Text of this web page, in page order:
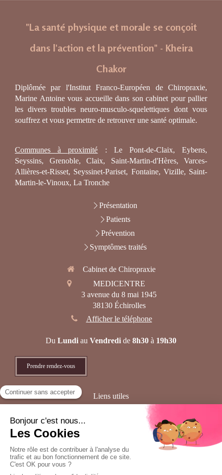
"La santé physique et morale se conçoit
dans l'action et la prévention" - Kheira
Chakor
Diplômée par l'Institut Franco-Européen de Chiropraxie,
Marine Antoine vous accueille dans son cabinet pour pallier
les divers troubles neuro-musculo-squelettiques dont vous
souffrez et vous permettre de retrouver une santé optimale.
Communes à proximité : Le Pont-de-Claix, Eybens,
Seyssins, Grenoble, Claix, Saint-Martin-d'Hères, Varces-
Allières-et-Risset, Seyssinet-Pariset, Fontaine, Vizille, Saint-
Martin-le-Vinoux, La Tronche
Présentation
Patients
Prévention
Symptômes traités
Cabinet de Chiropraxie
MEDICENTRE
3 avenue du 8 mai 1945
38130 Échirolles
Afficher le téléphone
Du Lundi au Vendredi de 8h30 à 19h30
Prendre rendez-vous
Liens utiles
Mentions légales
Création et référencement du site par Simplébo
Site partenaire de AFC